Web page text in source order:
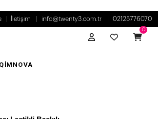
İletişim info@twenty3.com.tr 02125776070
0
QİMNOVA